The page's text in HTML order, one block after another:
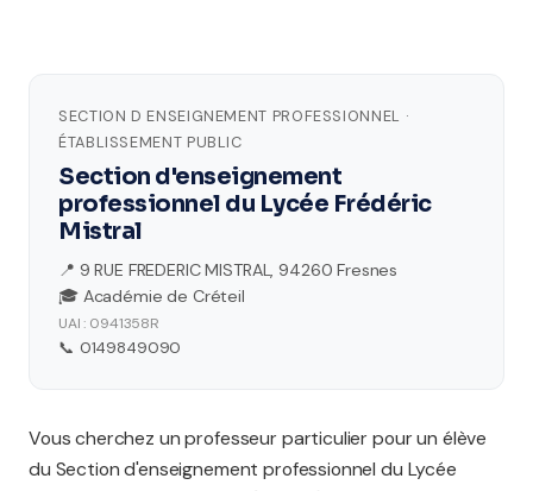
SECTION D ENSEIGNEMENT PROFESSIONNEL ·
ÉTABLISSEMENT PUBLIC
Section d'enseignement
professionnel du Lycée Frédéric
Mistral
📍 9 RUE FREDERIC MISTRAL, 94260 Fresnes
🎓 Académie de Créteil
UAI : 0941358R
📞 0149849090
Vous cherchez un professeur particulier pour un élève
du Section d'enseignement professionnel du Lycée